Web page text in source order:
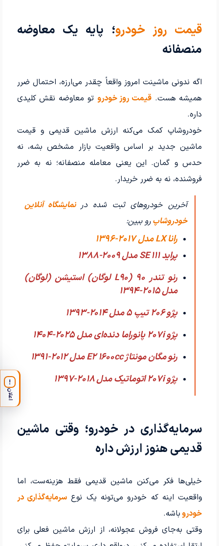
قیمت روز خودرو؛ پایه یک معاوضه
منصفانه
اگه ندونی ماشینت امروز واقعاً چقدر می‌ارزه، احتمال ضرر
همیشه هست.قیمت روز خودرو تو معاوضه نقش کلیدی
داره.
خودروشاپ کمک می‌کنه ارزش ماشین قدیمی و قیمت
ماشین جدید بر اساس واقعیت بازار مشخص بشه، نه
حدس و گمان. این یعنی معامله منصفانه؛ نه به ضرر
فروشنده، نه به ضرر خریدار.
آخرین خودروهای ثبت شده در نمایشگاه آنلاین
خودروشاپرو ببین:
رانا LX مدل 2017-1396
پراید 111 SE مدل 2009-1388
رنو تندر 90 (L90 لوگان) استیشن (لوگان)
مدل 2015-1394
پژو 206 تیپ ۵ مدل 2014-1393
پژو 207i پانوراما دنده‌ای مدل 2025-1404
رنو مگان مونتاژ E2 1600cc مدل 2012-1391
پژو 207i اتوماتیک مدل 2018-1397
سرمایه‌گذاری در خودرو؛ وقتی ماشین
قدیمی هنوز ارزش داره
خیلی‌ها فکر می‌کنن ماشین قدیمی فقط هزینه‌ست، اما
واقعیت اینه که خودرو می‌تونه یک نوع سرمایه‌گذاری در
خودرو باشه.
وقتی به‌جای فروش عجولانه، از ارزش ماشین فعلی برای
!
اعلان